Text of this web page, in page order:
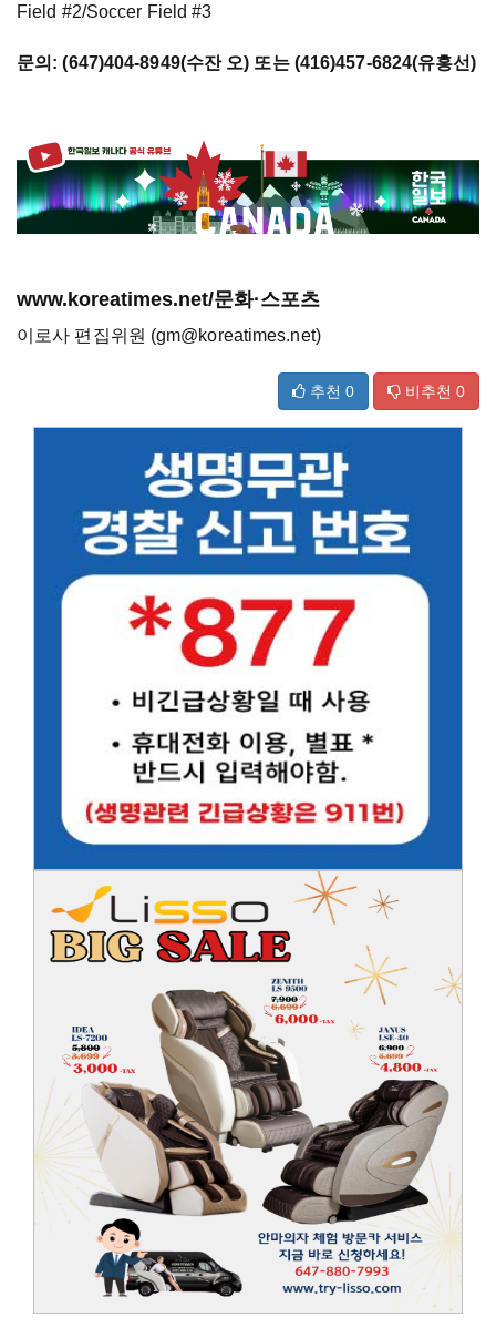
Field #2/Soccer Field #3
문의 : (647)404-8949(수잔 오) 또는 (416)457-6824(유홍선)
www.koreatimes.net/문화·스포츠
이로사 편집위원 (gm@koreatimes.net)
추천 0 비추천 0